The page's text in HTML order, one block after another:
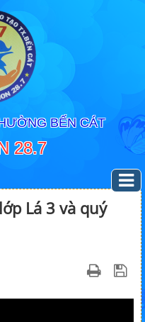
BẾN CÁT
28.7
Lá 3 và quý